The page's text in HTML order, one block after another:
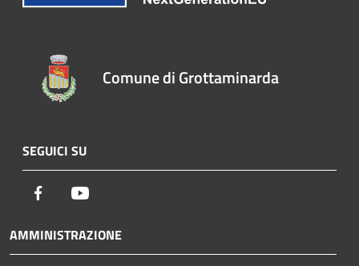
Comune di Grottaminarda
SEGUICI SU
Facebook
AMMINISTRAZIONE